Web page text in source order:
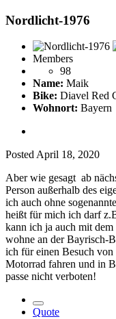
Nordlicht-1976
Members
98
Name: Maik
Bike: Diavel Red
Wohnort: Bayern
Posted April 18, 2020
Aber wie gesagt ab
Person außerhalb des
ich auch ohne
heißt für mich ich darf
kann ich ja auch mit
wohne an der Bayrisch-
ich für einen Besuch
Motorrad fahren und in
passe nicht verboten!
Quote